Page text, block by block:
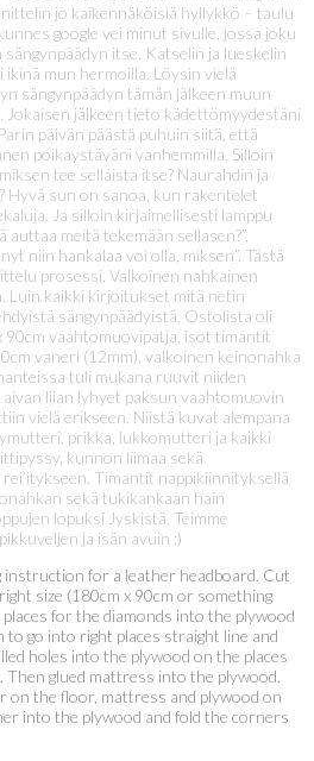
jo kaikennäköisiä hyllykkö – taulu
google vei minut sivulle, jossa joku
itse. Katselin ja lueskelin
mun hermoilla. Löysin vielä
sängynpäädyn tämän jälkeen muun
Jokaisen jälkeen tieto kädettömyydestäni
päivän päästä puhuin siitä, että
poikaystäväni vanhemmilla. Silloin
tee sellaista itse? Naurahdin ja
Hyvä sun on sanoa, kun rakentelet
Ja silloin kirjaimellisesti lamppu
meitä tekemään sellasen?”,
niin hankalaa voi olla, miksen”. Tästä
prosessi. Valkoinen nahkainen
Luin kaikki kirjoitukset mitä netin
sängynpäädyistä. Ostolista oli
90cm vaahtomuovipatja, isot timantit
vaneri (12mm), valkoinen keinonahka
tuli mukana ruuvit niiden
liian lyhyet paksun vaahtomuovin
vielä erikseen. Niistä kuvat alempana
prikka, lukkomutteri ja kaikki
kunnon liimaa sekä
Timantit nappikiinnityksellä
sekä tukikankaan hain
lopuksi Jyskistä. Teimme
ja isän avuin :)
instruction for a leather headboard. Cut
size (180cm x 90cm or something
for the diamonds into the plywood
to go into right places straight line and
holes into the plywood on the places
Then glued mattress into the plywood.
on the floor, mattress and plywood on
into the plywood and fold the corners